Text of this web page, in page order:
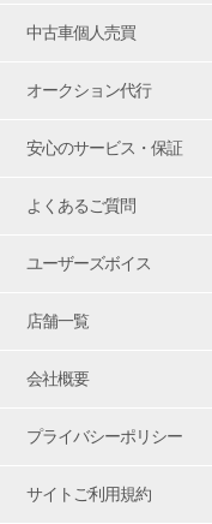
中古車個人売買
オークション代行
安心のサービス・保証
よくあるご質問
ユーザーズボイス
店舗一覧
会社概要
プライバシーポリシー
サイトご利用規約